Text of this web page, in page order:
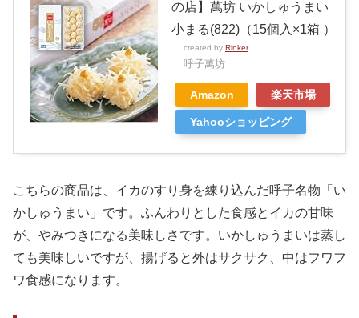
の店】萬坊 いかしゅうまい
小まる(822)（15個入×1箱 ）
created by Rinker
呼子萬坊
Amazon 楽天市場
Yahooショッピング
こちらの商品は、イカのすり身を練り込んだ呼子名物「い
かしゅうまい」です。ふんわりとした食感とイカの甘味
が、やみつきになる美味しさです。いかしゅうまいは蒸し
ても美味しいですが、揚げると外はサクサク、中はフワフ
ワ食感になります。